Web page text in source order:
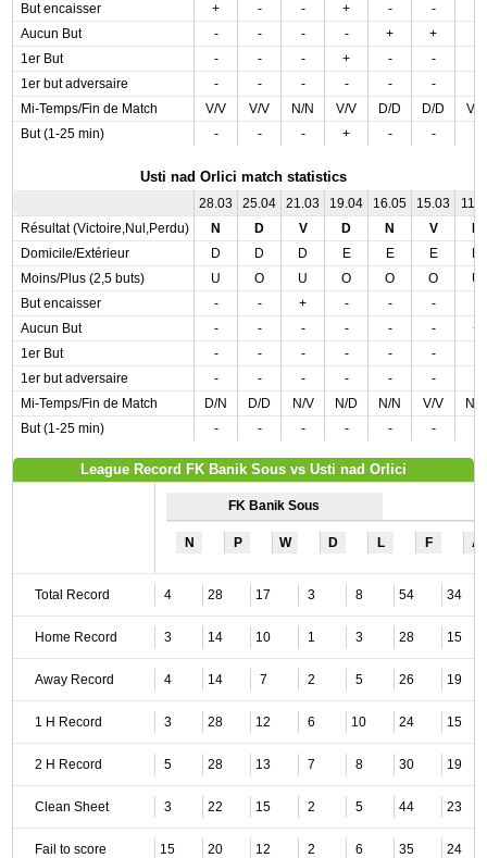
But encaisser
+ - - + - -
Aucun But
- - - - + +
1er But
- - - + - -
1er but adversaire
- - - - - -
Mi-Temps/Fin de Match
V/V V/V N/N V/V D/D D/D
V/V
But (1-25 min)
- - - + - -
Usti nad Orlici match statistics
28.03 25.04 21.03 19.04 16.05 15.03
Résultat (Victoire,Nul,Perdu)
N D V D N V
Domicile/Extérieur
D D D E E E
Moins/Plus (2,5 buts)
U O U O O O
U
But encaisser
- - + - - -
Aucun But
- - - - - -
+
1er But
- - - - - -
1er but adversaire
- - - - - -
Mi-Temps/Fin de Match
D/N D/D N/V N/D N/N V/V
N/
But (1-25 min)
- - - - - -
League Record FK Banik Sous vs Usti nad Orlici
FK Banik Sous
N P W D L F A
Total Record 4 28 17 3 8 54 34
Home Record 3 14 10 1 3 28 15
Away Record 4 14 7 2 5 26 19
1 H Record 3 28 12 6 10 24 15
2 H Record 5 28 13 7 8 30 19
Clean Sheet 3 22 15 2 5 44 23
Fail to score 15 20 12 2 6 35 24